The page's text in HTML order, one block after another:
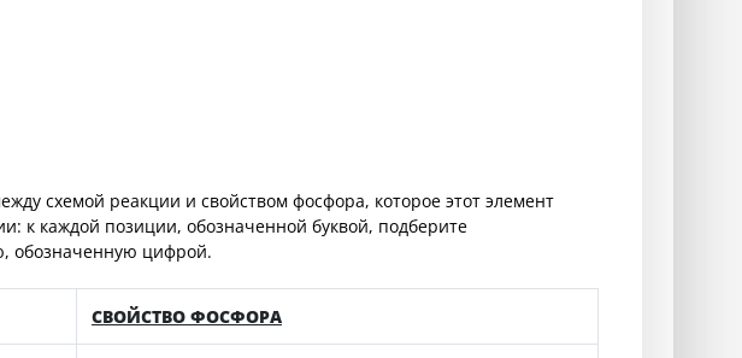
схемой реакции и свойством фосфора, которое этот элемент
к каждой позиции, обозначенной буквой, подберите
обозначенную цифрой.
СВОЙСТВО ФОСФОРА